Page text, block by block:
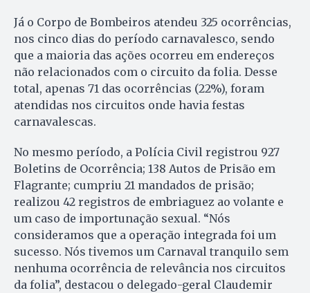
Já o Corpo de Bombeiros atendeu 325 ocorrências,
nos cinco dias do período carnavalesco, sendo
que a maioria das ações ocorreu em endereços
não relacionados com o circuito da folia. Desse
total, apenas 71 das ocorrências (22%), foram
atendidas nos circuitos onde havia festas
carnavalescas.
No mesmo período, a Polícia Civil registrou 927
Boletins de Ocorrência; 138 Autos de Prisão em
Flagrante; cumpriu 21 mandados de prisão;
realizou 42 registros de embriaguez ao volante e
um caso de importunação sexual. “Nós
consideramos que a operação integrada foi um
sucesso. Nós tivemos um Carnaval tranquilo sem
nenhuma ocorrência de relevância nos circuitos
da folia”, destacou o delegado-geral Claudemir